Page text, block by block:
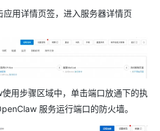
用详情页签，进入服务器详情页
用步骤区域中，单击端口放通下的执
服务运行端口的防火墙。